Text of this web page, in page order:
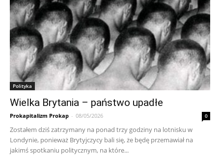
Polityka
Wielka Brytania – państwo upadłe
Prokapitalizm Prokap - 08/05/2026 0
Zostałem dziś zatrzymany na ponad trzy godziny na lotnisku w
Londynie, ponieważ Brytyjczycy bali się, że będę przemawiał na
jakimś spotkaniu politycznym, na które...